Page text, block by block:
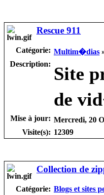
Rescue 911
Catégorie: Multim�dias
Description: Site
de
Mise à jour: Mercredi, 20
Visite(s): 12309
Collection de
Catégorie: Blogs et sites